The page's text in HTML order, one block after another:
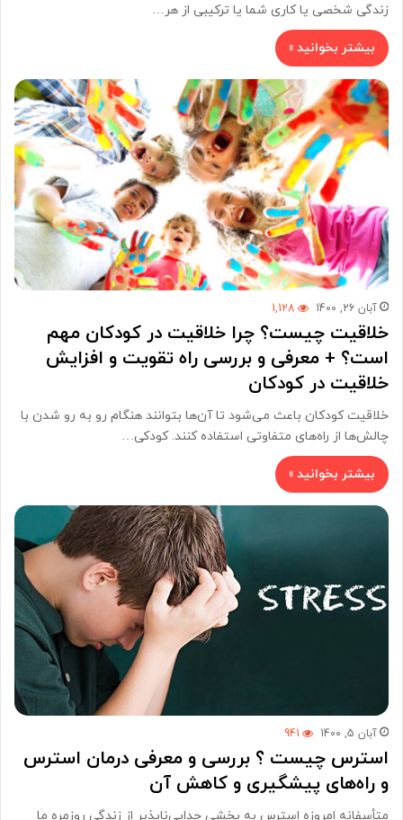
زندگی شخصی یا کاری شما یا ترکیبی از هر…
بیشتر بخوانید »
آبان 26, 1400 1,128
خلاقیت چیست؟ چرا خلاقیت در کودکان مهم
است؟ + معرفی و بررسی راه تقویت و افزایش
خلاقیت در کودکان
خلاقیت کودکان باعث می‌شود تا آن‌ها بتوانند هنگام رو به رو شدن با
چالش‌ها از راه‌های متفاوتی استفاده کنند. کودکی…
بیشتر بخوانید »
آبان 5, 1400 941
استرس چیست ؟ بررسی و معرفی درمان استرس
و راه‌های پیشگیری و کاهش آن
متأسفانه امروزه استرس به بخشی جدایی‌ناپذیر از زندگی روزمره ما